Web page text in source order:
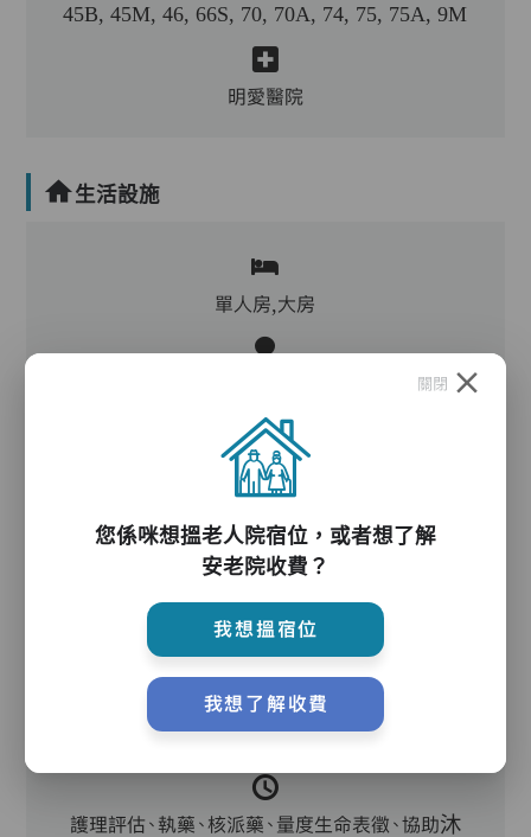
45B, 45M, 46, 66S, 70, 70A, 74, 75, 75A, 9M
明愛醫院
生活設施
單人房,大房
電動床,氣墊床,升降機,防滑扶手,助行器/拐杖,輪
椅
護理服務
主管,助理員,護理員,保健員,護士,註冊社工,到診
護理評估、執藥、核派藥、量度生命表徵、協助沐
關閉
您係咪想搵老人院宿位，或者想了解
安老院收費？
我想搵宿位
我想了解收費